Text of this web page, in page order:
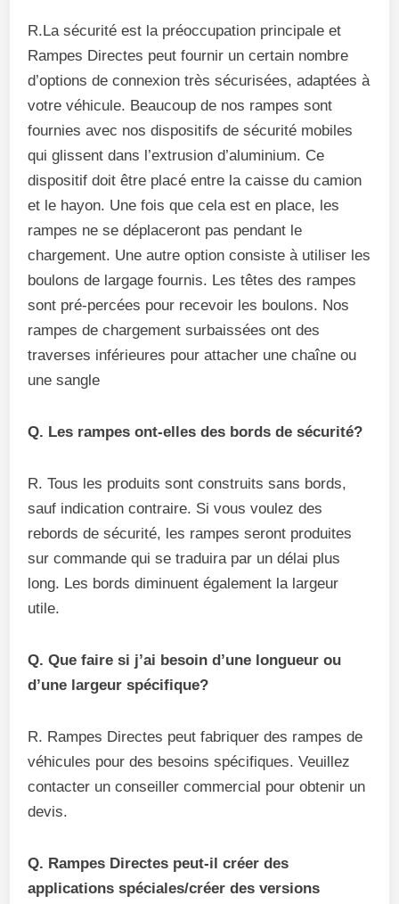
R.La sécurité est la préoccupation principale et
Rampes Directes peut fournir un certain nombre
d’options de connexion très sécurisées, adaptées à
votre véhicule. Beaucoup de nos rampes sont
fournies avec nos dispositifs de sécurité mobiles
qui glissent dans l’extrusion d’aluminium. Ce
dispositif doit être placé entre la caisse du camion
et le hayon. Une fois que cela est en place, les
rampes ne se déplaceront pas pendant le
chargement. Une autre option consiste à utiliser les
boulons de largage fournis. Les têtes des rampes
sont pré-percées pour recevoir les boulons. Nos
rampes de chargement surbaissées ont des
traverses inférieures pour attacher une chaîne ou
une sangle
Q. Les rampes ont-elles des bords de sécurité?
R. Tous les produits sont construits sans bords,
sauf indication contraire. Si vous voulez des
rebords de sécurité, les rampes seront produites
sur commande qui se traduira par un délai plus
long. Les bords diminuent également la largeur
utile.
Q. Que faire si j’ai besoin d’une longueur ou
d’une largeur spécifique?
R. Rampes Directes peut fabriquer des rampes de
véhicules pour des besoins spécifiques. Veuillez
contacter un conseiller commercial pour obtenir un
devis.
Q. Rampes Directes peut-il créer des
applications spéciales/créer des versions